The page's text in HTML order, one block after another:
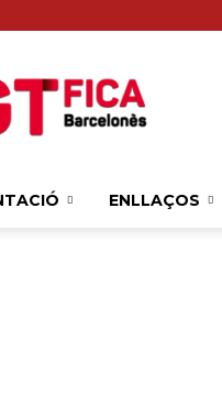
ENLLAÇOS